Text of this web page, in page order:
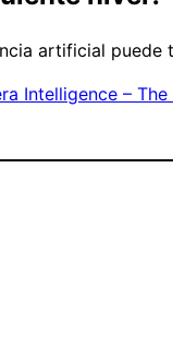
artificial
Intelligence –